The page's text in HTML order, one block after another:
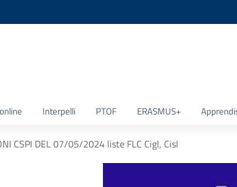
Interpelli PTOF ERASMUS+
CSPI DEL 07/05/2024 liste FLC Cigl, Cisl